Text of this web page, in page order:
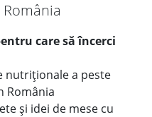
care să încerci
nutriționale a peste
România
și idei de mese cu